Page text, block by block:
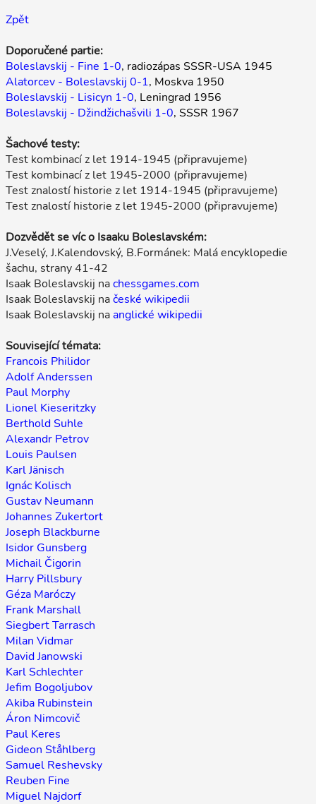
Zpět
Doporučené partie:
Boleslavskij - Fine 1-0, radiozápas SSSR-USA 1945
Alatorcev - Boleslavskij 0-1, Moskva 1950
Boleslavskij - Lisicyn 1-0, Leningrad 1956
Boleslavskij - Džindžichašvili 1-0, SSSR 1967
Šachové testy:
Test kombinací z let 1914-1945 (připravujeme)
Test kombinací z let 1945-2000 (připravujeme)
Test znalostí historie z let 1914-1945 (připravujeme)
Test znalostí historie z let 1945-2000 (připravujeme)
Dozvědět se víc o Isaaku Boleslavském:
J.Veselý, J.Kalendovský, B.Formánek: Malá encyklopedie
šachu, strany 41-42
Isaak Boleslavskij nachessgames.com
Isaak Boleslavskij načeské wikipedii
Isaak Boleslavskij naanglické wikipedii
Související témata:
Francois Philidor
Adolf Anderssen
Paul Morphy
Lionel Kieseritzky
Berthold Suhle
Alexandr Petrov
Louis Paulsen
Karl Jänisch
Ignác Kolisch
Gustav Neumann
Johannes Zukertort
Joseph Blackburne
Isidor Gunsberg
Michail Čigorin
Harry Pillsbury
Géza Maróczy
Frank Marshall
Siegbert Tarrasch
Milan Vidmar
David Janowski
Karl Schlechter
Jefim Bogoljubov
Akiba Rubinstein
Áron Nimcovič
Paul Keres
Gideon Ståhlberg
Samuel Reshevsky
Reuben Fine
Miguel Najdorf